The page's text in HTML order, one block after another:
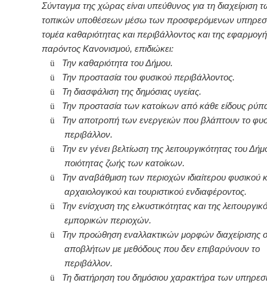
Σύνταγμα της χώρας είναι υπεύθυνος για τη διαχείριση
τοπικών υποθέσεων μέσω των προσφερόμενων
τομέα καθαριότητας και περιβάλλοντος και της
παρόντος Κανονισμού, επιδιώκει:
ü
Την καθαριότητα του Δήμου.
ü
Την προστασία του φυσικού περιβάλλοντος.
ü
Τη διασφάλιση της δημόσιας υγείας.
ü
Την προστασία των κατοίκων από κάθε είδους
ü
Την αποτροπή των ενεργειών που βλάπτουν το
περιβάλλον.
ü
Την εν γένει βελτίωση της λειτουργικότητας του
ποιότητας ζωής των κατοίκων.
ü
Την αναβάθμιση των περιοχών ιδιαίτερου φυσικού
αρχαιολογικού και τουριστικού ενδιαφέροντος.
ü
Την ενίσχυση της ελκυστικότητας και της
εμπορικών περιοχών.
ü
Την προώθηση εναλλακτικών μορφών διαχείρισης
αποβλήτων με μεθόδους που δεν επιβαρύνουν το
περιβάλλον.
ü
Τη διατήρηση του δημόσιου χαρακτήρα των